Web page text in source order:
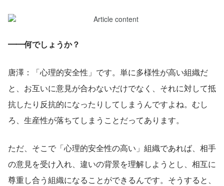
━━何でしょうか？
唐澤：「心理的安全性」です。単に多様性が高い組織だ
と、お互いに意見が合わないだけでなく、それに対して抵
抗したり反抗的になったりしてしまうんですよね。むし
ろ、生産性が落ちてしまうことだってあります。
ただ、そこで「心理的安全性の高い」組織であれば、相手
の意見を受け入れ、違いの背景を理解しようとし、相互に
尊重し合う組織になることができるんです。そうすると、